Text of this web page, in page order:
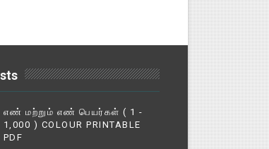
எண் மற்றும் எண் பெயர்கள் ( 1 -
1,000 ) COLOUR PRINTABLE
PDF